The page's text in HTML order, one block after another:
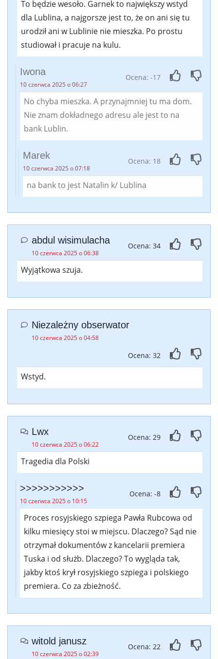
To będzie wesoło. Garnek to największy wstyd
dla Lublina, a najgorsze jest to, że on ani się tu
urodził ani w Lublinie nie mieszka. Po prostu
studiował i pracuje na kulu.
Iwona
10 czerwca 2025 o 06:27
Ocena: -17
No chyba mieszka. A przynajmniej tu ma dom.
Nie znam dokładnego adresu ale jest to na
bank Lublin.
Marek
10 czerwca 2025 o 07:18
Ocena: 18
na bank to jest Natalin k/ Lublina
abdul wisimulacha
10 czerwca 2025 o 06:38
Ocena: 34
Wyjątkowa szuja.
Niezależny obserwator
10 czerwca 2025 o 04:58
Ocena: 32
Wstyd.
Lwx
10 czerwca 2025 o 06:22
Ocena: 29
Tragedia dla Polski
>>>>>>>>>>>
10 czerwca 2025 o 10:15
Ocena: -8
Proces rosyjskiego szpiega Pawła Rubcowa od
kilku miesięcy stoi w miejscu. Dlaczego? Sąd nie
otrzymał dokumentów z kancelarii premiera
Tuska i od służb. Dlaczego? To wygląda tak,
jakby ktoś krył rosyjskiego szpiega i polskiego
premiera. Co za zbieżność.
witold janusz
10 czerwca 2025 o 02:39
Ocena: 22